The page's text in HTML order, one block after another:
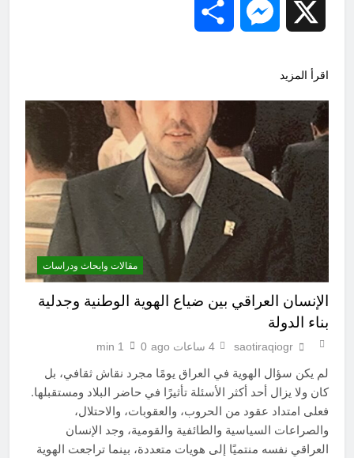
Messenger
اقرأ المزيد
مقالات وابحاث ودراسات
الإنسان العراقي بين ضياع الهوية الوطنية وجدلية
بناء الدولة
saotiraqiogr 4 ساعات ago 0
1 min
لم يكن سؤال الهوية في العراق يومًا مجرد نقاش ثقافي، بل
كان ولا يزال أحد أكثر الأسئلة تأثيرًا في حاضر البلاد ومستقبلها.
فعلى امتداد عقود من الحروب، والعقوبات، والاحتلال،
والصراعات السياسية والطائفية والقومية، وجد الإنسان
العراقي نفسه منتميًا إلى هويات متعددة، بينما تراجعت الهوية